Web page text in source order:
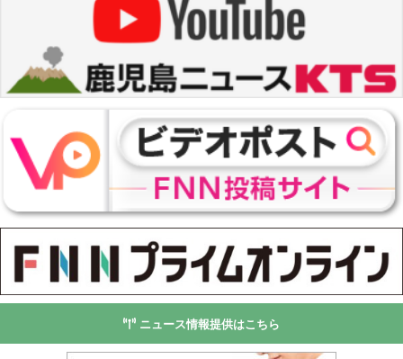
ニュース情報提供はこちら